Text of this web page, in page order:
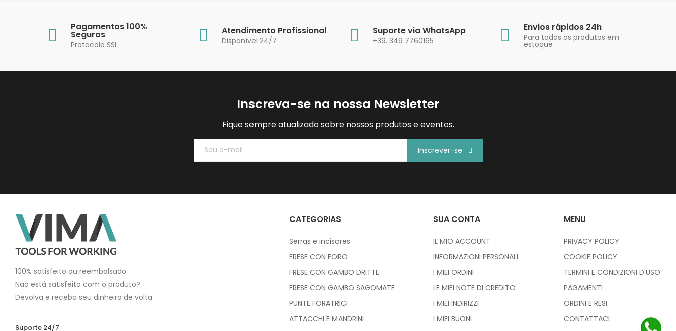
Pagamentos 100%
Seguros
Protocolo SSL
Atendimento Profissional
Disponível 24/7
Suporte via WhatsApp
+39. 349 7760165
Envios rápidos 24h
Para todos os produtos em
estoque
Inscreva-se na nossa Newsletter
Fique sempre atualizado sobre nossos produtos e eventos.
Inscrever-se
100% satisfeito ou reembolsado.
Não está satisfeito com o produto?
Devolva e receba seu dinheiro de volta.
Suporte 24/7
CATEGORIAS
Serras e incisores
FRESE CON FORO
FRESE CON GAMBO DRITTE
FRESE CON GAMBO SAGOMATE
PUNTE FORATRICI
ATTACCHI E MANDRINI
SUA CONTA
IL MIO ACCOUNT
INFORMAZIONI PERSONALI
I MIEI ORDINI
LE MIEI NOTE DI CREDITO
I MIEI INDIRIZZI
I MIEI BUONI
MENU
PRIVACY POLICY
COOKIE POLICY
TERMINI E CONDIZIONI D'USO
PAGAMENTI
ORDINI E RESI
CONTATTACI